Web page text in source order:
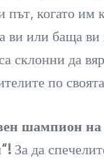
път, когато им
ви или баща ви
склонни да
по
шампион
За да